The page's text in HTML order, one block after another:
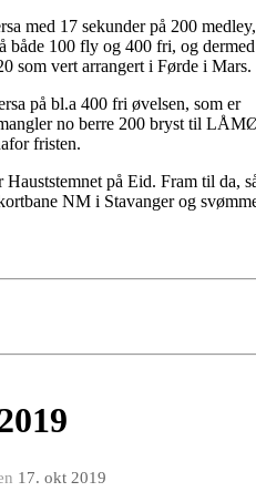
med 17 sekunder på 200 medley,
både 100 fly og 400 fri, og dermed
som vert arrangert i Førde i Mars.
på bl.a 400 fri øvelsen, som er
no berre 200 bryst til
fristen.
på Eid. Fram til da,
NM i Stavanger og
17. okt 2019